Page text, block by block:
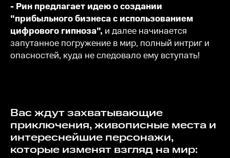
- Рин предлагает идею о создании
"прибыльного бизнеса с использованием
цифрового гипноза", и далее начинается
запутанное погружение в мир, полный интриг и
опасностей, куда не следовало ему вступать!
Вас ждут захватывающие
приключения, живописные места и
интереснейшие персонажи,
которые изменят взгляд на мир: